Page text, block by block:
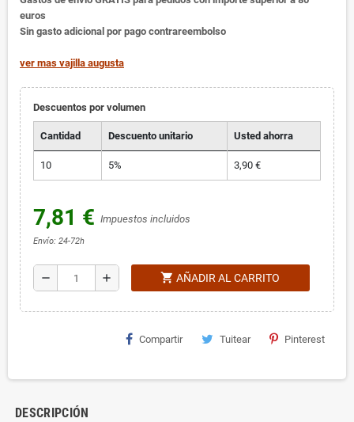
euros
Sin gasto adicional por pago contrareembolso
ver mas vajilla augusta
Descuentos por volumen
Cantidad Descuento unitario Usted ahorra
10 5% 3,90 €
7,81 € Impuestos incluidos
Envío: 24-72h
remove add shopping_cart AÑADIR AL CARRITO
Compartir Tuitear Pinterest
DESCRIPCIÓN